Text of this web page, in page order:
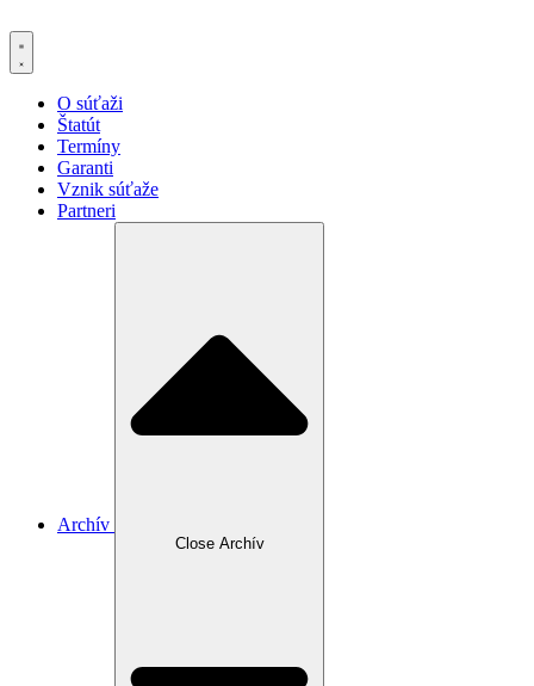
na
obsah
O súťaži
Štatút
Termíny
Garanti
Vznik súťaže
Partneri
Archív
Close Archív